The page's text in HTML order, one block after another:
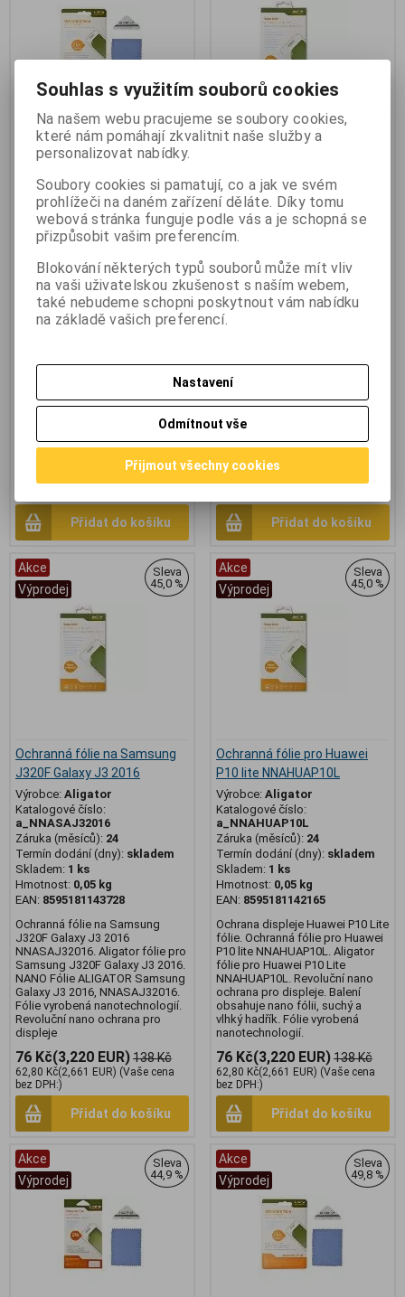
Ochranná fólie Aligator S5065
Výrobce:Aligator
Katalogové číslo:
a_NFAAS5065DUO
Záruka (měsíců):24
Termín dodání (dny):
skladem
Skladem:2 ks
Hmotnost:0,02 kg
EAN:8595181157084
Ochranná fólie Aligator S5065
(2,492 EUR)98 Kč
48,60 Kč
Přidat do košíku
Ochranná fólie pro Huawei Y5
Výrobce:Aligator
Katalogové číslo:
a_NNAHUAY5II
Záruka (měsíců):
Skladem:2 ks
Hmotnost:0,05 kg
EAN: 8595181143612
Ochrana displeje Huawei Y5 II
ALIGATOR HUAWEI Y5 II. Fólie
vyrobená nanotechnologií.
displeje.
68,80 Kč(2,915 EUR)
125 Kč
(Vaše cena bez
Přidat do košíku
Akce
Výprodej
Sleva
45,0 %
Ochranná fólie na Samsung
J320F Galaxy J3 2016
Výrobce: Aligator
Katalogové číslo:
a_NNASAJ32016
Záruka (měsíců): 24
Termín dodání (dny): skladem
Skladem: 1 ks
Hmotnost: 0,05 kg
EAN: 8595181143728
Ochranná fólie na Samsung
J320F Galaxy J3 2016
NNASAJ32016. Aligator fólie pro
Samsung J320F Galaxy J3 2016.
NANO Fólie ALIGATOR Samsung
Galaxy J3 2016, NNASAJ32016.
Fólie vyrobená nanotechnologií.
Revoluční nano ochrana pro
displeje
76 Kč(3,220 EUR)138 Kč
62,80 Kč(2,661 EUR) (Vaše cena
bez DPH:)
Přidat do košíku
Akce
Výprodej
Sleva
45,0 %
Ochranná fólie pro Huawei
P10 lite NNAHUAP10L
Výrobce: Aligator
Katalogové číslo:
a_NNAHUAP10L
Záruka (měsíců): 24
Termín dodání (dny): skladem
Skladem: 1 ks
Hmotnost: 0,05 kg
EAN: 8595181142165
Ochrana displeje Huawei P10 Lite
fólie. Ochranná fólie pro Huawei
P10 lite NNAHUAP10L. Aligator
fólie pro Huawei P10 Lite
NNAHUAP10L. Revoluční nano
ochrana pro displeje. Balení
obsahuje nano fólii, suchý a
vlhký hadřík. Fólie vyrobená
nanotechnologií.
76 Kč(3,220 EUR)138 Kč
62,80 Kč(2,661 EUR) (Vaše cena
bez DPH:)
Přidat do košíku
Akce
Výprodej
Sleva
44,9 %
Akce
Výprodej
Sleva
49,8 %
Souhlas s využitím souborů cookies
Na našem webu pracujeme se soubory cookies,
které nám pomáhají zkvalitnit naše služby a
personalizovat nabídky.
Soubory cookies si pamatují, co a jak ve svém
prohlížeči na daném zařízení děláte. Díky tomu
webová stránka funguje podle vás a je schopná se
přizpůsobit vašim preferencím.
Blokování některých typů souborů může mít vliv
na vaši uživatelskou zkušenost s naším webem,
také nebudeme schopni poskytnout vám nabídku
na základě vašich preferencí.
Nastavení
Odmítnout vše
Přijmout všechny cookies